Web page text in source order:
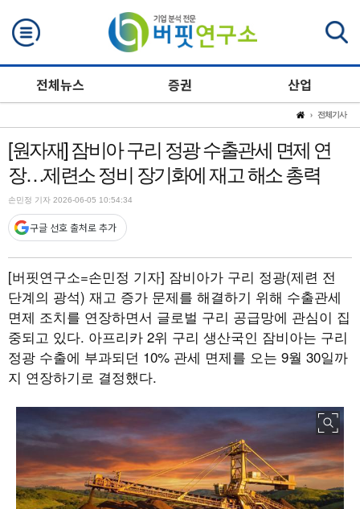
전체뉴스 증권 산업
전체기사
[원자재] 잠비아 구리 정광 수출관세 면제 연
장…제련소 정비 장기화에 재고 해소 총력
손민정 기자 2026-06-05 10:54:34
구글 선호 출처로 추가
[버핏연구소=손민정 기자] 잠비아가 구리 정광(제련 전
단계의 광석) 재고 증가 문제를 해결하기 위해 수출관세
면제 조치를 연장하면서 글로벌 구리 공급망에 관심이 집
중되고 있다. 아프리카 2위 구리 생산국인 잠비아는 구리
정광 수출에 부과되던 10% 관세 면제를 오는 9월 30일까
지 연장하기로 결정했다.
검색